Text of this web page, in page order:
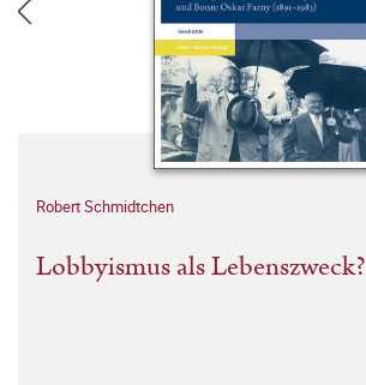
Robert Schmidtchen
Lobbyismus als Lebenszweck?